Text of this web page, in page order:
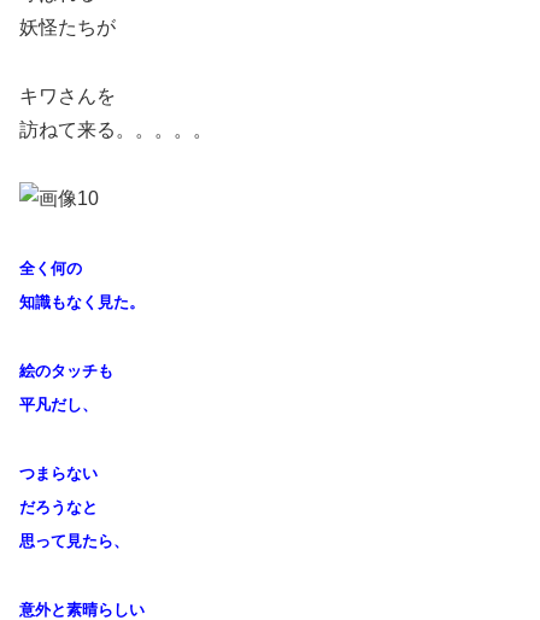
妖怪たちが
キワさんを
訪ねて来る。。。。。
全く何の
知識もなく見た。
絵のタッチも
平凡だし、
つまらない
だろうなと
思って見たら、
意外と素晴らしい